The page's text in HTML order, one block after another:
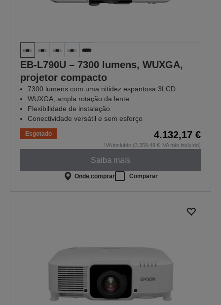
EB-L790U – 7300 lumens, WUXGA,
projetor compacto
7300 lumens com uma nitidez espantosa 3LCD
WUXGA, ampla rotação da lente
Flexibilidade de instalação
Conectividade versátil e sem esforço
Esgotado 4.132,17 €
IVA incluído (3.359,49 € IVA não incluído)
Saiba mais
Onde comprar Comparar